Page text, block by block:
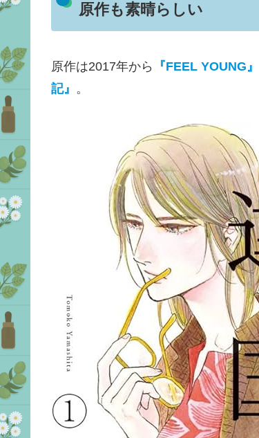
原作も素晴らしい
原作は2017年から 『FEEL YOUNG』
記』 。